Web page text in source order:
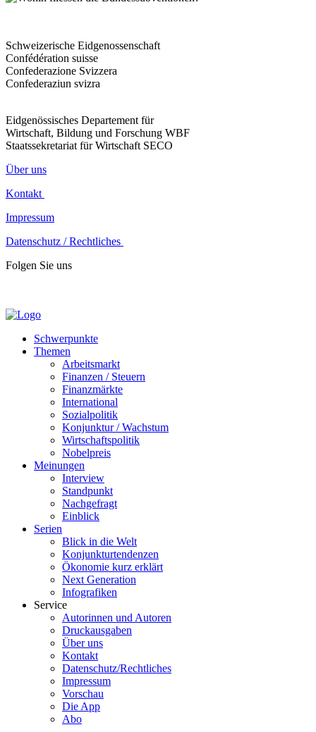
Schweizerische Eidgenossenschaft
Confédération suisse
Confederazione Svizzera
Confederaziun svizra
Eidgenössisches Departement für
Wirtschaft, Bildung und Forschung WBF
Staatssekretariat für Wirtschaft SECO
Über uns
Kontakt
Impressum
Datenschutz / Rechtliches
Folgen Sie uns
Schwerpunkte
Themen
Arbeitsmarkt
Finanzen / Steuern
Finanzmärkte
International
Sozialpolitik
Konjunktur / Wachstum
Wirtschaftspolitik
Nobelpreis
Meinungen
Interview
Standpunkt
Nachgefragt
Einblick
Serien
Blick in die Welt
Konjunkturtendenzen
Ökonomie kurz erklärt
Next Generation
Infografiken
Service
Autorinnen und Autoren
Druckausgaben
Über uns
Kontakt
Datenschutz/Rechtliches
Impressum
Vorschau
Die App
Abo